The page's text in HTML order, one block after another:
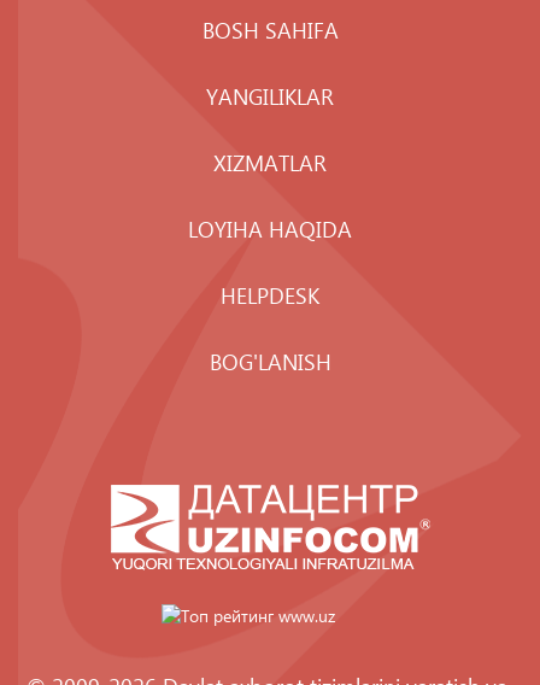
BOSH SAHIFA
YANGILIKLAR
XIZMATLAR
LOYIHA HAQIDA
HELPDESK
BOG'LANISH